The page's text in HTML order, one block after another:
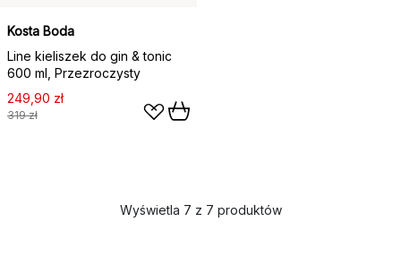
Kosta Boda
Line kieliszek do gin & tonic
600 ml, Przezroczysty
249,90 zł
319 zł
Wyświetla 7 z 7 produktów